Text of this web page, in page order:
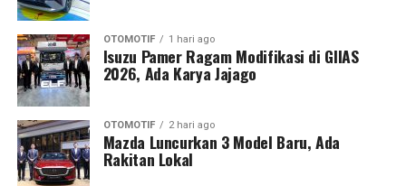
OTOMOTIF 1 hari ago
Isuzu Pamer Ragam Modifikasi di GIIAS
2026, Ada Karya Jajago
OTOMOTIF 2 hari ago
Mazda Luncurkan 3 Model Baru, Ada
Rakitan Lokal